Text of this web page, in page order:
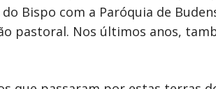
Bispo com a Paróquia de
pastoral. Nos últimos anos,